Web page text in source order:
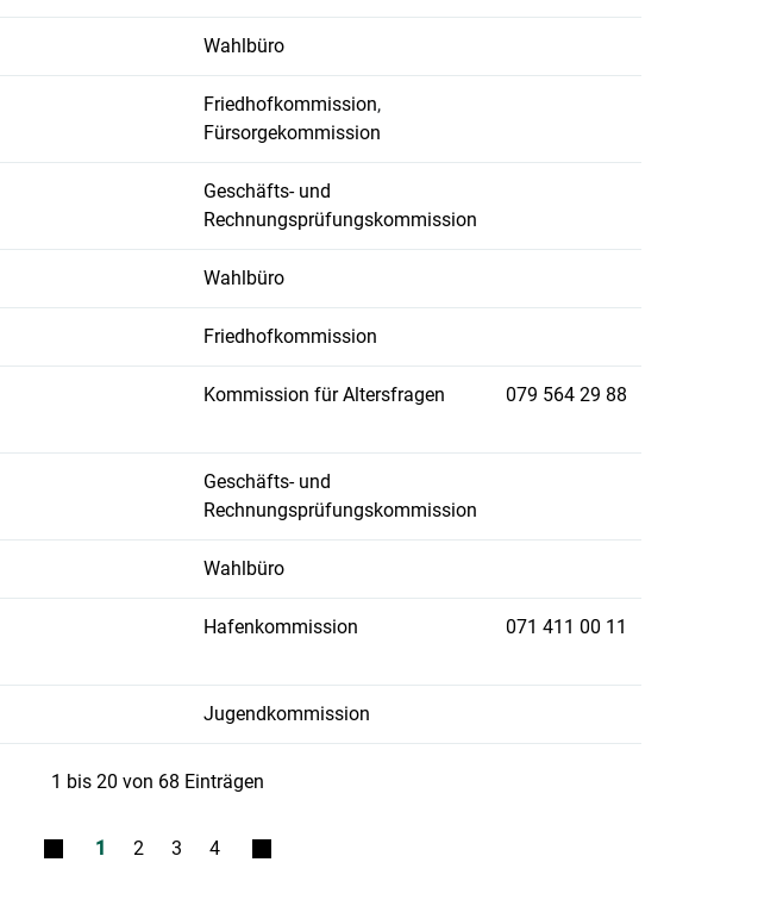
Wahlbüro
Friedhofkommission,
Fürsorgekommission
Geschäfts- und
Rechnungsprüfungskommission
Wahlbüro
Friedhofkommission
Kommission für Altersfragen 079 564 29 88
Geschäfts- und
Rechnungsprüfungskommission
Wahlbüro
Hafenkommission 071 411 00 11
Jugendkommission
1 bis 20 von 68 Einträgen
1 2 3 4